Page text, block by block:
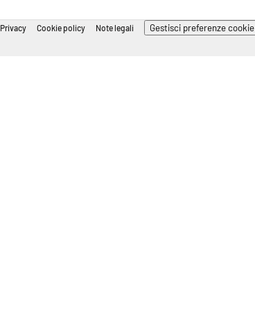
Privacy Cookie policy Note legali Gestisci preferenze cookie